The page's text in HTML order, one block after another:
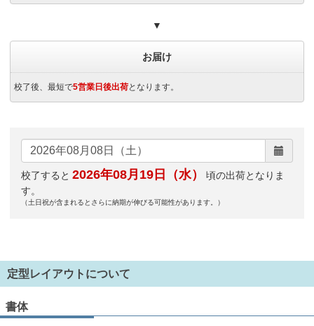
▼
お届け
校了後、最短で5営業日後出荷となります。
校了すると 2026年08月19日（水）
頃の出荷となりま
す。
（土日祝が含まれるとさらに納期が伸びる可能性があります。）
定型レイアウトについて
書体